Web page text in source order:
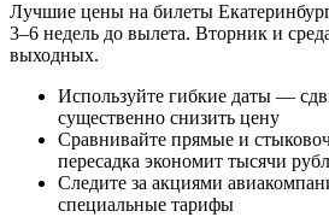
Лучшие цены на билеты
3–6 недель до вылета. Вторник и
выходных.
Используйте гибкие даты —
существенно снизить цену
Сравнивайте прямые и
пересадка экономит тысячи
Следите за акциями
специальные тарифы